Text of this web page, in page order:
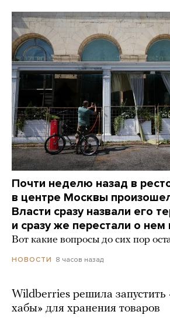
Почти неделю назад в
в центре Москвы
Власти сразу назвали его
и сразу же перестали о нем
Вот какие вопросы до сих пор
НОВОСТИ 8 часов назад
Wildberries решила запустить
хабы» для хранения товаров